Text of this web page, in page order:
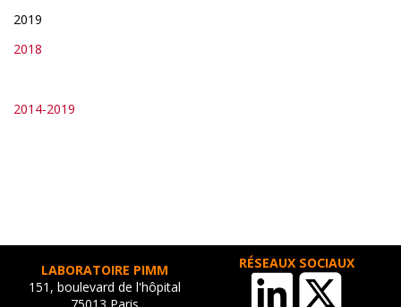
2019
2018
2014-2019
LABORATOIRE PIMM
151, boulevard de l'hôpital
RÉSEAUX SOCIAUX